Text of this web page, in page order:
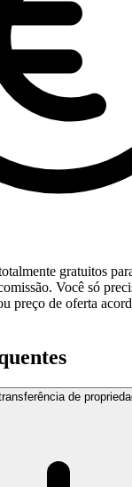
gratuitos
Você só
preço de oferta
de